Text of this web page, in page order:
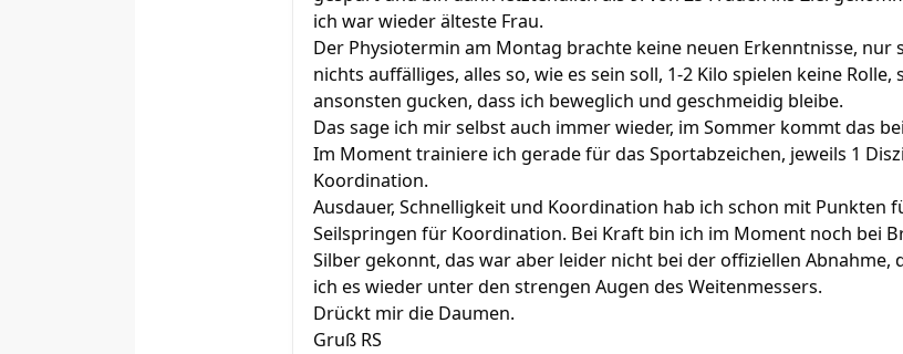
ich war wieder älteste Frau.
Der Physiotermin am Montag brachte keine neuen Erkenntnisse, nur
nichts auffälliges, alles so, wie es sein soll, 1-2 Kilo spielen keine
ansonsten gucken, dass ich beweglich und geschmeidig bleibe.
Das sage ich mir selbst auch immer wieder, im Sommer kommt das
Im Moment trainiere ich gerade für das Sportabzeichen, jeweils 1
Koordination.
Ausdauer, Schnelligkeit und Koordination hab ich schon mit Punkten
Seilspringen für Koordination. Bei Kraft bin ich im Moment noch bei
Silber gekonnt, das war aber leider nicht bei der offiziellen
ich es wieder unter den strengen Augen des Weitenmessers.
Drückt mir die Daumen.
Gruß RS